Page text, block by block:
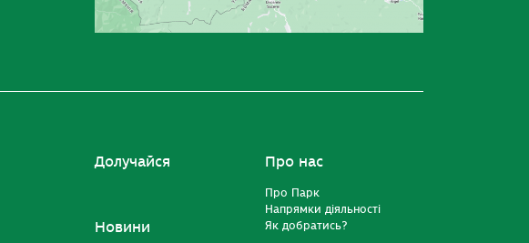
Долучайся
Новини
Про нас
Про Парк
Напрямки діяльності
Як добратись?